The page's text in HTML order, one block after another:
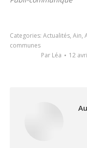
Categories: Actualités, Ain,
communes
Par Léa 12